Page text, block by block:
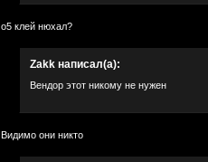
о5 клей нюхал?
Zakk написал(а):
Вендор этот никому не нужен
Видимо они никто